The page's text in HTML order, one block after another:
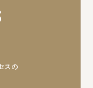
スの